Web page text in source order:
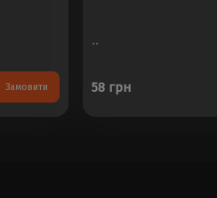
Замовити
..
58 грн